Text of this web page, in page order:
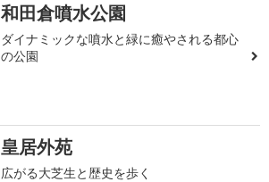
和田倉噴水公園
ダイナミックな噴水と緑に癒やされる都心
の公園
皇居外苑
広がる大芝生と歴史を歩く